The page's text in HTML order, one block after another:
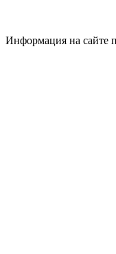
Информация на сайте